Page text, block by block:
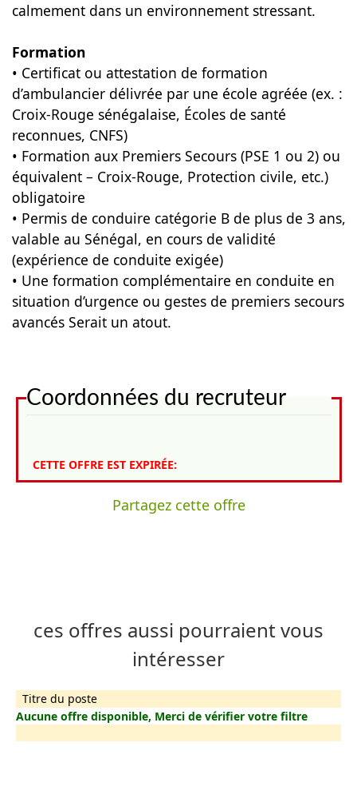
calmement dans un environnement stressant.
Formation
• Certificat ou attestation de formation
d’ambulancier délivrée par une école agréée (ex. :
Croix-Rouge sénégalaise, Écoles de santé
reconnues, CNFS)
• Formation aux Premiers Secours (PSE 1 ou 2) ou
équivalent – Croix-Rouge, Protection civile, etc.)
obligatoire
• Permis de conduire catégorie B de plus de 3 ans,
valable au Sénégal, en cours de validité
(expérience de conduite exigée)
• Une formation complémentaire en conduite en
situation d’urgence ou gestes de premiers secours
avancés Serait un atout.
Coordonnées du recruteur
CETTE OFFRE EST EXPIRÉE:
Partagez cette offre
ces offres aussi pourraient vous
intéresser
Titre du poste
Aucune offre disponible, Merci de vérifier votre filtre